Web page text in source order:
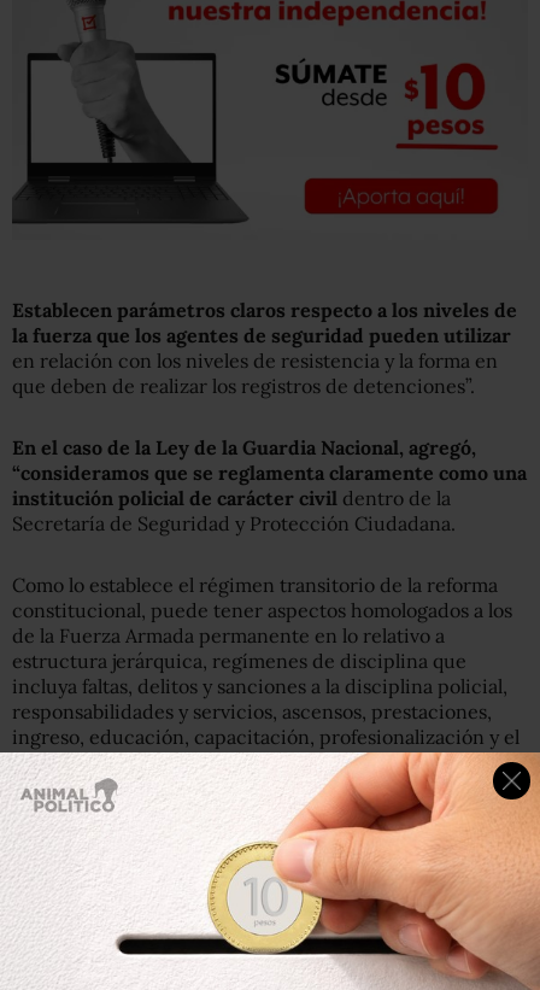
Establecen parámetros claros respecto a los niveles de
la fuerza que los agentes de seguridad pueden utilizar
en relación con los niveles de resistencia y la forma en
que deben de realizar los registros de detenciones”.
En el caso de la Ley de la Guardia Nacional, agregó,
“consideramos que se reglamenta claramente como una
institución policial de carácter civil dentro de la
Secretaría de Seguridad y Protección Ciudadana.
Como lo establece el régimen transitorio de la reforma
constitucional, puede tener aspectos homologados a los
de la Fuerza Armada permanente en lo relativo a
estructura jerárquica, regímenes de disciplina que
incluya faltas, delitos y sanciones a la disciplina policial,
responsabilidades y servicios, ascensos, prestaciones,
ingreso, educación, capacitación, profesionalización y el
cumplimiento de las responsabilidades y tareas”.
En días previos, el gobierno de López Obrador se
confrontó con la CNDH por el tema de las estancias
infantiles, luego de que la Comisión señalara que con los
cambios al programa se violaron derechos humanos, lo
que la administración federal rechaza.